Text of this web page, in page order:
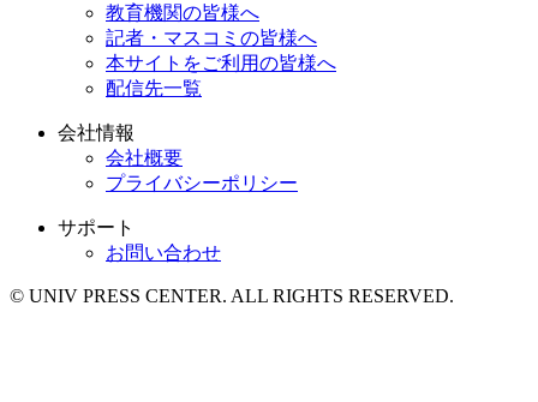
教育機関の皆様へ
記者・マスコミの皆様へ
本サイトをご利用の皆様へ
配信先一覧
会社情報
会社概要
プライバシーポリシー
サポート
お問い合わせ
© UNIV PRESS CENTER. ALL RIGHTS RESERVED.